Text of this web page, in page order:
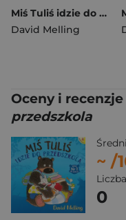
Miś Tuliś idzie do przedszkola wyd. 2
David Melling
Oceny i
przedszkola
~ /
0